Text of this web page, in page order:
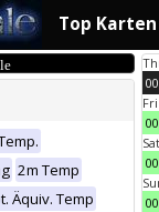
Top Karten
2m Temp
Äquiv. Temp
00
00
00
00